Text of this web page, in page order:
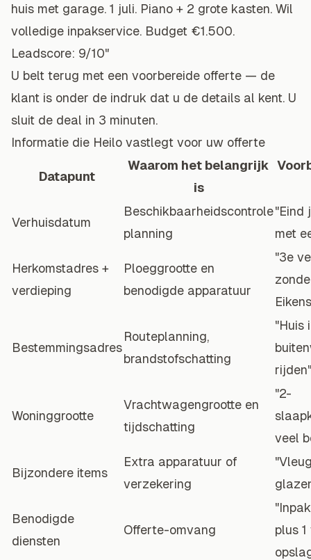
huis met garage. 1 juli. Piano + 2 grote kasten. Wil
volledige inpakservice. Budget €1.500.
Leadscore: 9/10"
U belt terug met een voorbereide offerte — de
klant is onder de indruk dat u de details al kent. U
sluit de deal in 3 minuten.
Informatie die Heilo vastlegt voor uw offerte
Datapunt
Waarom het belangrijk
is
Verhuisdatum
Beschikbaarheidscontrole
planning
"Eind
met
Herkomstadres +
verdieping
Ploeggrootte en
benodigde apparatuur
"3e
Bestemmingsadres
Routeplanning,
brandstofschatting
"Huis
rijden"
Woninggrootte
Vrachtwagengrootte en
tijdschatting
"2-
veel
Bijzondere items
Extra apparatuur of
verzekering
Benodigde
diensten
Offerte-omvang
plus